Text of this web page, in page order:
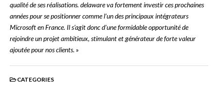
qualité de ses réalisations. delaware va fortement investir ces prochaines
années pour se positionner comme l’un des principaux intégrateurs
Microsoft en France. Il s’agit donc d’une formidable opportunité de
rejoindre un projet ambitieux, stimulant et générateur de forte valeur
ajoutée pour nos clients. »
CATEGORIES